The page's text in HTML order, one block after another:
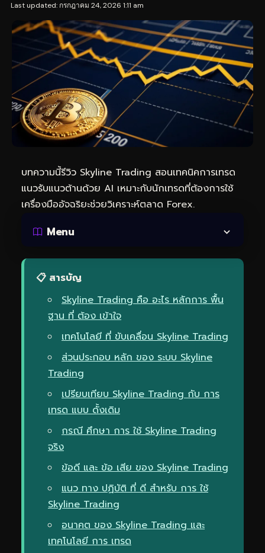
Last updated: กรกฎาคม 24, 2026 1:11 am
บทความนี้รีวิว Skyline Trading สอนเทคนิคการเทรด
แนวรับแนวต้านด้วย AI เหมาะกับนักเทรดที่ต้องการใช้
เครื่องมืออัจฉริยะช่วยวิเคราะห์ตลาด Forex.
Menu
📋 สารบัญ
Skyline Trading คือ อะไร หลักการ พื้น
ฐาน ที่ ต้อง เข้าใจ
เทคโนโลยี ที่ ขับเคลื่อน Skyline Trading
ส่วนประกอบ หลัก ของ ระบบ Skyline
Trading
เปรียบเทียบ Skyline Trading กับ การ
เทรด แบบ ดั้งเดิม
กรณี ศึกษา การ ใช้ Skyline Trading
จริง
ข้อดี และ ข้อ เสีย ของ Skyline Trading
แนว ทาง ปฏิบัติ ที่ ดี สำหรับ การ ใช้
Skyline Trading
อนาคต ของ Skyline Trading และ
เทคโนโลยี การ เทรด